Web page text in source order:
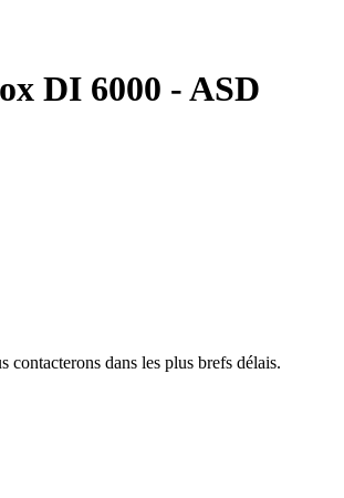
DI 6000 - ASD
dans les plus brefs délais.